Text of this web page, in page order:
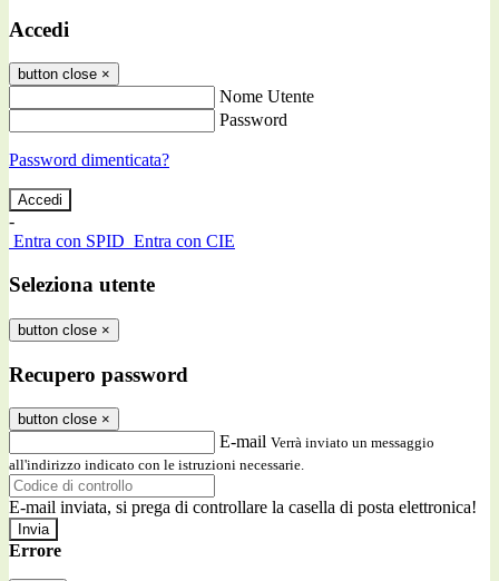
Accedi
button close ×
Nome Utente
Password
Password dimenticata?
-
Entra con SPID Entra con CIE
Seleziona utente
button close ×
Recupero password
button close ×
E-mail Verrà inviato un messaggio
all'indirizzo indicato con le istruzioni necessarie.
E-mail inviata, si prega di controllare la casella di posta elettronica!
Errore